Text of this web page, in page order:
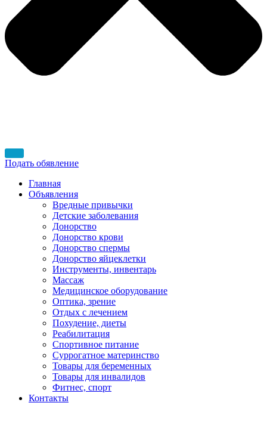
Подать обявление
Главная
Объявления
Вредные привычки
Детские заболевания
Донорство
Донорство крови
Донорство спермы
Донорство яйцеклетки
Инструменты, инвентарь
Массаж
Медицинское оборудование
Оптика, зрение
Отдых с лечением
Похудение, диеты
Реабилитация
Спортивное питание
Суррогатное материнство
Товары для беременных
Товары для инвалидов
Фитнес, спорт
Контакты